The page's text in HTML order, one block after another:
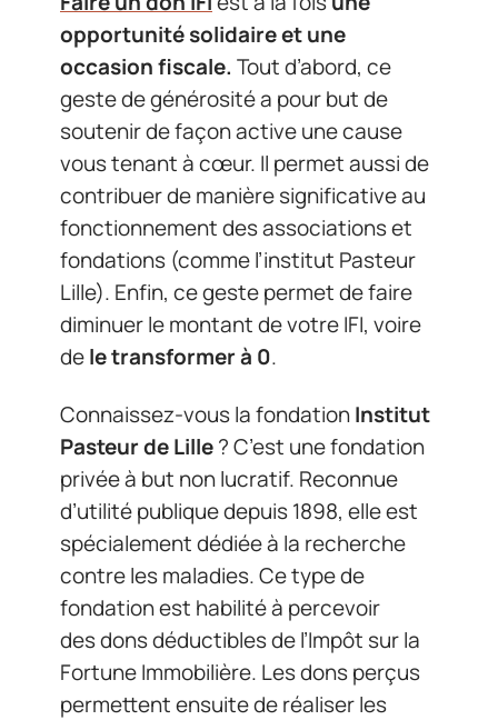
opportunité solidaire et une
occasion fiscale. Tout d’abord, ce
geste de générosité a pour but de
soutenir de façon active une cause
vous tenant à cœur. Il permet aussi de
contribuer de manière significative au
fonctionnement des associations et
fondations (comme l’institut Pasteur
Lille). Enfin, ce geste permet de faire
diminuer le montant de votre IFI, voire
dele transformer à 0.
Connaissez-vous la fondationInstitut
Pasteur de Lille? C’est une fondation
privée à but non lucratif. Reconnue
d’utilité publique depuis 1898, elle est
spécialement dédiée à la recherche
contre les maladies. Ce type de
fondation est habilité à percevoir
des dons déductibles de l’Impôt sur la
Fortune Immobilière. Les dons perçus
permettent ensuite de réaliser les